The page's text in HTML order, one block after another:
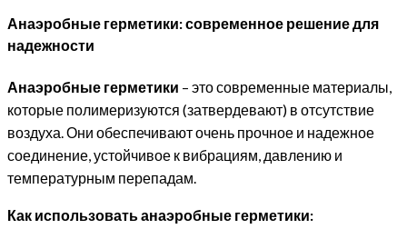
Анаэробные герметики: современное решение для
надежности
Анаэробные герметики – это современные материалы,
которые полимеризуются (затвердевают) в отсутствие
воздуха. Они обеспечивают очень прочное и надежное
соединение, устойчивое к вибрациям, давлению и
температурным перепадам.
Как использовать анаэробные герметики: